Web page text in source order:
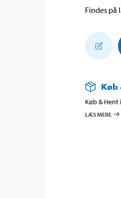
Findes på
Køb
Køb &
LÆS MERE